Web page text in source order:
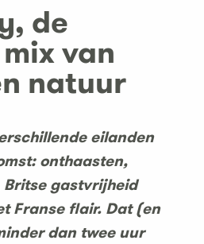
de
van
natuur
eilanden
onthaasten,
gastvrijheid
Franse flair. Dat (en
dan twee uur